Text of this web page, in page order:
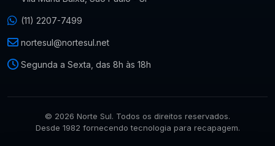
(11) 2207-7499
nortesul@nortesul.net
Segunda a Sexta, das 8h às 18h
© 2026 Norte Sul. Todos os direitos reservados.
Desde 1982 fornecendo tecnologia para recapagem.